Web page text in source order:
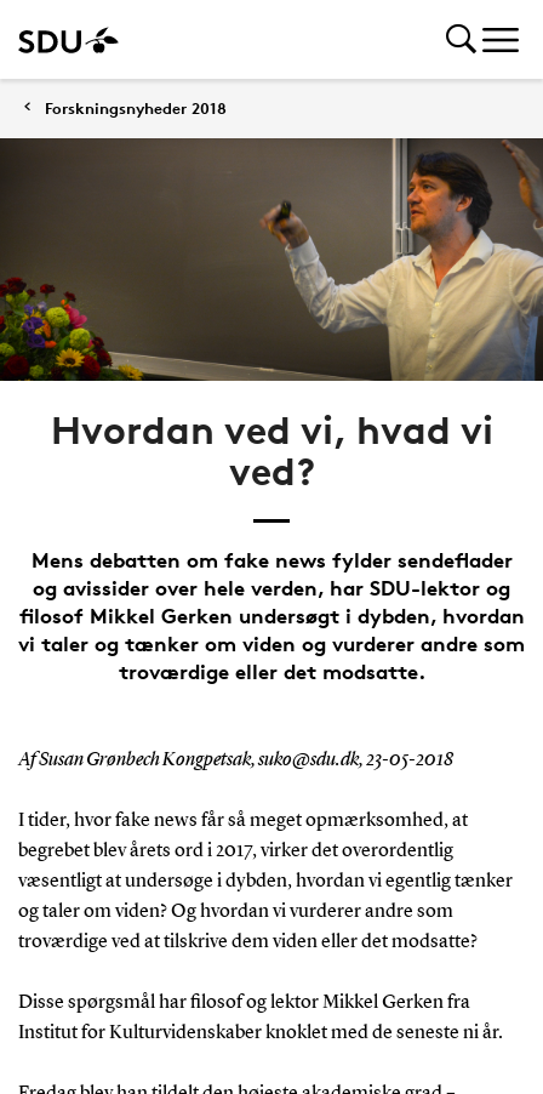
Forskningsnyheder 2018
Hvordan ved vi, hvad vi
ved?
Mens debatten om fake news fylder sendeflader
og avissider over hele verden, har SDU-lektor og
filosof Mikkel Gerken undersøgt i dybden, hvordan
vi taler og tænker om viden og vurderer andre som
troværdige eller det modsatte.
Af Susan Grønbech Kongpetsak, suko@sdu.dk, 23-05-2018
I tider, hvor fake news får så meget opmærksomhed, at
begrebet blev årets ord i 2017, virker det overordentlig
væsentligt at undersøge i dybden, hvordan vi egentlig tænker
og taler om viden? Og hvordan vi vurderer andre som
troværdige ved at tilskrive dem viden eller det modsatte?
Disse spørgsmål har filosof og lektor Mikkel Gerken fra
Institut for Kulturvidenskaber knoklet med de seneste ni år.